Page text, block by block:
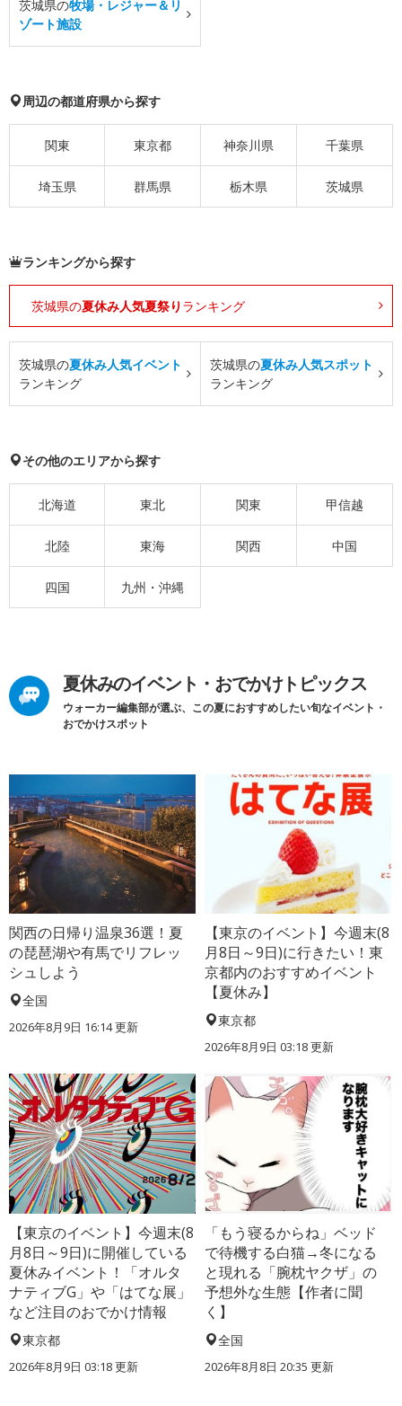
茨城県の牧場・レジャー＆リ
ゾート施設
周辺の都道府県から探す
関東 東京都 神奈川県 千葉県
埼玉県 群馬県 栃木県 茨城県
ランキングから探す
茨城県の夏休み人気夏祭り ランキング
茨城県の夏休み人気イベント
ランキング
茨城県の夏休み人気スポット
ランキング
その他のエリアから探す
北海道 東北 関東 甲信越
北陸 東海 関西 中国
四国 九州・沖縄
夏休みのイベント・おでかけトピックス
ウォーカー編集部が選ぶ、この夏におすすめしたい旬なイベント・
おでかけスポット
関西の日帰り温泉36選！夏
の琵琶湖や有馬でリフレッ
シュしよう
全国
2026年8月9日 16:14更新
【東京のイベント】今週末(8
月8日～9日)に行きたい！東
京都内のおすすめイベント
【夏休み】
東京都
2026年8月9日 03:18更新
【東京のイベント】今週末(8
月8日～9日)に開催している
夏休みイベント！「オルタ
ナティブG」や「はてな展」
など注目のおでかけ情報
東京都
2026年8月9日 03:18更新
「もう寝るからね」ベッド
で待機する白猫→冬になる
と現れる「腕枕ヤクザ」の
予想外な生態【作者に聞
く】
全国
2026年8月8日 20:35 更新